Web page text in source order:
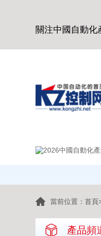
關注中國自動化
當前位置： 首頁
產品頻